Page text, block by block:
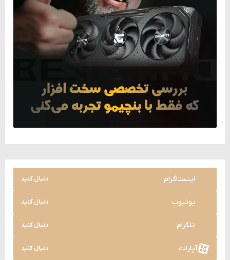
اینستاگرام دنبال کنید
یوتیوب دنبال کنید
تلگرام دنبال کنید
آپارات دنبال کنید